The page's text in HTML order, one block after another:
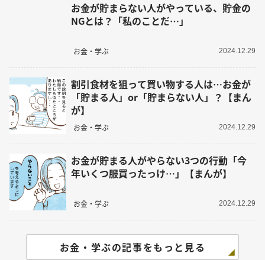
お金が貯まらない人がやっている、貯金の
NGとは？「私のことだ…」
お金・学ぶ 2024.12.29
割引食材を狙って買い物する人は…お金が
「貯まる人」or「貯まらない人」？【まん
が】
お金・学ぶ 2024.12.29
お金が貯まる人がやらない3つの行動「今
年いくつ服買ったっけ…」【まんが】
お金・学ぶ 2024.12.29
お金・学ぶの記事をもっと見る